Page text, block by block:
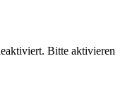
Bitte aktivieren